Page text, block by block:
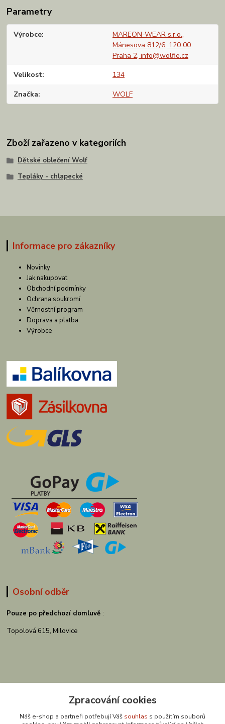
Parametry
Výrobce
MAREON-WEAR s.r.o.,
Mánesova 812/6, 120 00
Praha 2, info@wolfie.cz
Velikost 134
Značka WOLF
Zboží zařazeno v kategoriích
Dětské oblečení Wolf
Tepláky - chlapecké
Informace pro zákazníky
Novinky
Jak nakupovat
Obchodní podmínky
Ochrana soukromí
Věrnostní program
Doprava a platba
Výrobce
Osobní odběr
Pouze po předchozí domluvě :
Topolová 615, Milovice
Zpracování cookies
Náš e-shop a partneři potřebují Váš souhlas s použitím souborů